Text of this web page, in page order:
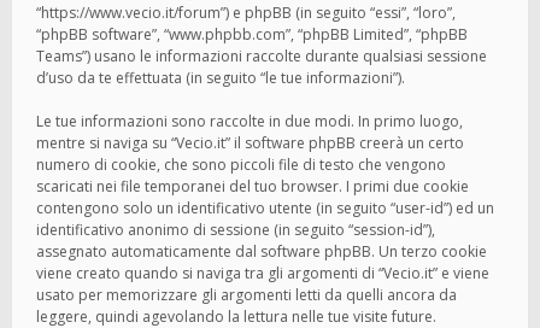
“https://www.vecio.it/forum”) e phpBB (in seguito “essi”, “loro”,
“phpBB software”, “www.phpbb.com”, “phpBB Limited”, “phpBB
Teams”) usano le informazioni raccolte durante qualsiasi sessione
d’uso da te effettuata (in seguito “le tue informazioni”).
Le tue informazioni sono raccolte in due modi. In primo luogo,
mentre si naviga su “Vecio.it” il software phpBB creerà un certo
numero di cookie, che sono piccoli file di testo che vengono
scaricati nei file temporanei del tuo browser. I primi due cookie
contengono solo un identificativo utente (in seguito “user-id”) ed un
identificativo anonimo di sessione (in seguito “session-id”),
assegnato automaticamente dal software phpBB. Un terzo cookie
viene creato quando si naviga tra gli argomenti di “Vecio.it” e viene
usato per memorizzare gli argomenti letti da quelli ancora da
leggere, quindi agevolando la lettura nelle tue visite future.